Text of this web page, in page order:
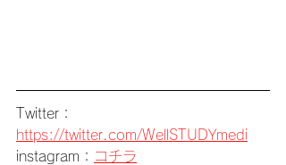
Twitter：
https://twitter.com/WellSTUDYmedi
instagram： コチラ